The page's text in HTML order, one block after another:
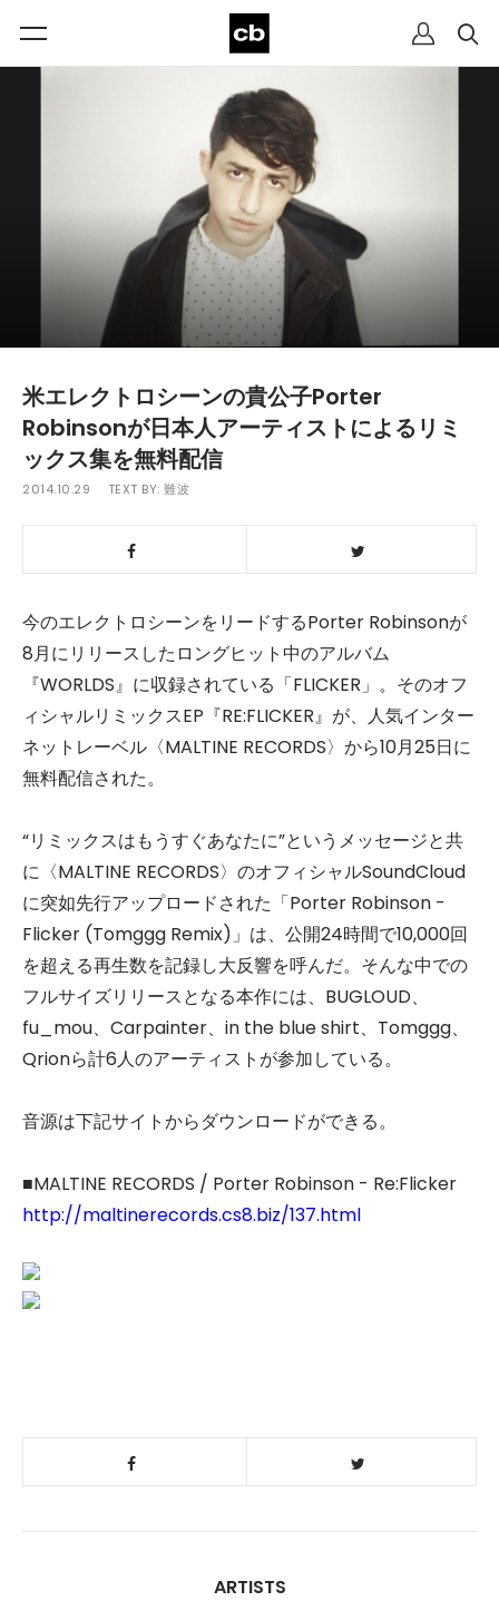
米エレクトロシーンの貴公子Porter
Robinsonが日本人アーティストによるリミ
ックス集を無料配信
2014.10.29 TEXT BY:難波
今のエレクトロシーンをリードするPorter Robinsonが
8月にリリースしたロングヒット中のアルバム
『WORLDS』に収録されている「FLICKER」。そのオフ
ィシャルリミックスEP『RE:FLICKER』が、人気インター
ネットレーベル〈MALTINE RECORDS〉から10月25日に
無料配信された。
“リミックスはもうすぐあなたに”というメッセージと共
に〈MALTINE RECORDS〉のオフィシャルSoundCloud
に突如先行アップロードされた「Porter Robinson -
Flicker (Tomggg Remix)」は、公開24時間で10,000回
を超える再生数を記録し大反響を呼んだ。そんな中での
フルサイズリリースとなる本作には、BUGLOUD、
fu_mou、Carpainter、in the blue shirt、Tomggg、
Qrionら計6人のアーティストが参加している。
音源は下記サイトからダウンロードができる。
■MALTINE RECORDS / Porter Robinson - Re:Flicker
http://maltinerecords.cs8.biz/137.html
ARTISTS